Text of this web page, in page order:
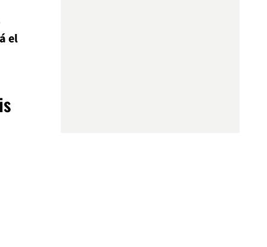
el